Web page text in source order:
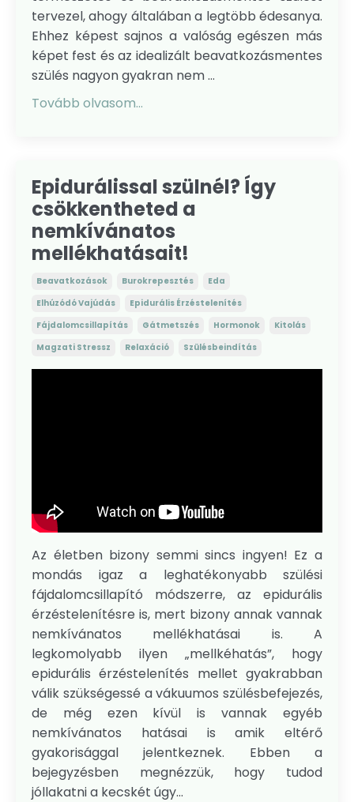
tervezel, ahogy általában a legtöbb édesanya.
Ehhez képest sajnos a valóság egészen más
képet fest és az idealizált beavatkozásmentes
szülés nagyon gyakran nem ...
Tovább olvasom...
Epidurálissal szülnél? Így
csökkentheted a
nemkívánatos
mellékhatásait!
Beavatkozások Burokrepesztés
Eda
Elhúzódó Vajúdás
Epidurális Érzéstelenítés
Fájdalomcsillapítás
Gátmetszés Hormonok
Kitolás
Magzati Stressz
Relaxáció Szülésbeindítás
Az életben bizony semmi sincs ingyen! Ez a
mondás igaz a leghatékonyabb szülési
fájdalomcsillapító módszerre, az epidurális
érzéstelenítésre is, mert bizony annak vannak
nemkívánatos mellékhatásai is. A
legkomolyabb ilyen „mellkéhatás”, hogy
epidurális érzéstelenítés mellet gyakrabban
válik szükségessé a vákuumos szülésbefejezés,
de még ezen kívül is vannak egyéb
nemkívánatos hatásai is amik eltérő
gyakorisággal jelentkeznek. Ebben a
bejegyzésben megnézzük, hogy tudod
jóllakatni a kecskét úgy...